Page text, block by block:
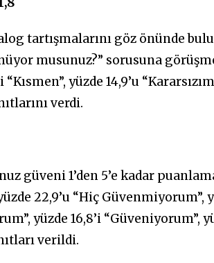
tartışmalarını göz önünde
musunuz?” sorusuna
“Kısmen”, yüzde 14,9’u
verdi.
güveni 1’den 5’e kadar
22,9’u “Hiç Güvenmiyorum”,
yüzde 16,8’i “Güveniyorum”,
verildi.